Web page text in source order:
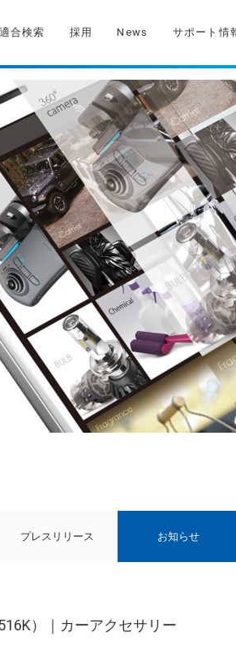
適合検索 採用 News サポート情
プレスリリース お知らせ
）｜カーアクセサリー